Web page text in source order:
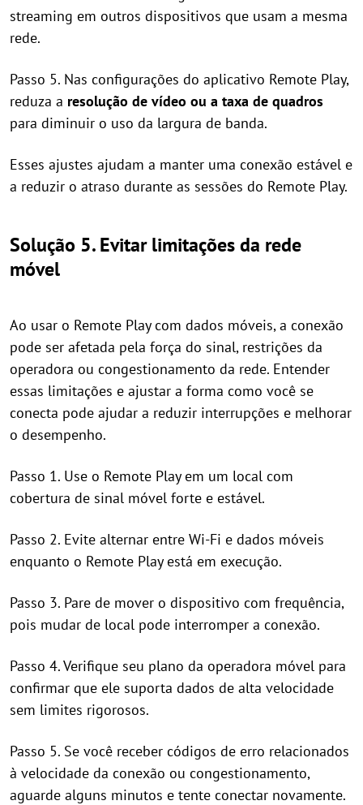
streaming em outros dispositivos que usam a mesma
rede.
Passo 5. Nas configurações do aplicativo Remote Play,
reduza a resolução de vídeo ou a taxa de quadros
para diminuir o uso da largura de banda.
Esses ajustes ajudam a manter uma conexão estável e
a reduzir o atraso durante as sessões do Remote Play.
Solução 5. Evitar limitações da rede
móvel
Ao usar o Remote Play com dados móveis, a conexão
pode ser afetada pela força do sinal, restrições da
operadora ou congestionamento da rede. Entender
essas limitações e ajustar a forma como você se
conecta pode ajudar a reduzir interrupções e melhorar
o desempenho.
Passo 1. Use o Remote Play em um local com
cobertura de sinal móvel forte e estável.
Passo 2. Evite alternar entre Wi-Fi e dados móveis
enquanto o Remote Play está em execução.
Passo 3. Pare de mover o dispositivo com frequência,
pois mudar de local pode interromper a conexão.
Passo 4. Verifique seu plano da operadora móvel para
confirmar que ele suporta dados de alta velocidade
sem limites rigorosos.
Passo 5. Se você receber códigos de erro relacionados
à velocidade da conexão ou congestionamento,
aguarde alguns minutos e tente conectar novamente.